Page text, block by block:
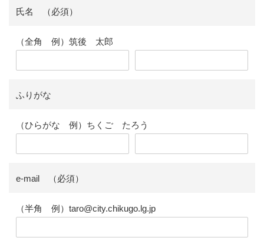
氏名 （必須）
（全角 例）筑後 太郎
ふりがな
（ひらがな 例）ちくご たろう
e-mail （必須）
（半角 例）taro@city.chikugo.lg.jp